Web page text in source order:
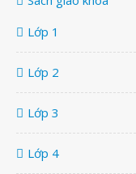
Lớp 1
Lớp 2
Lớp 3
Lớp 4